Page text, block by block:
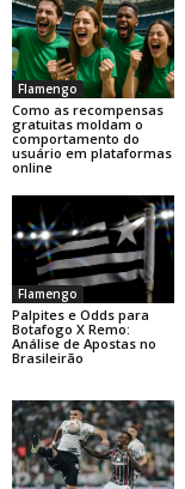
Flamengo
Como as recompensas
gratuitas moldam o
comportamento do
usuário em plataformas
online
Flamengo
Palpites e Odds para
Botafogo X Remo:
Análise de Apostas no
Brasileirão